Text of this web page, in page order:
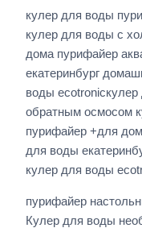
кулер для воды
кулер для воды с
дома пурифайер
екатеринбург
воды
обратным осмосом
пурифайер +для
для воды
кулер для воды
пурифайер
Кулер для воды